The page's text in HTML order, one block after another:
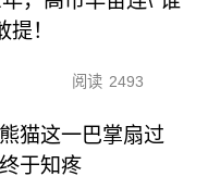
！
阅读 2493
猫这一巴掌扇过
于知疼